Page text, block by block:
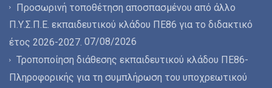
Προσωρινή τοποθέτηση αποσπασμένου από άλλο
Π.Υ.Σ.Π.Ε. εκπαιδευτικού κλάδου ΠΕ86 για το διδακτικό
έτος 2026-2027. 07/08/2026
Τροποποίηση διάθεσης εκπαιδευτικού κλάδου ΠΕ86-
Πληροφορικής για τη συμπλήρωση του υποχρεωτικού